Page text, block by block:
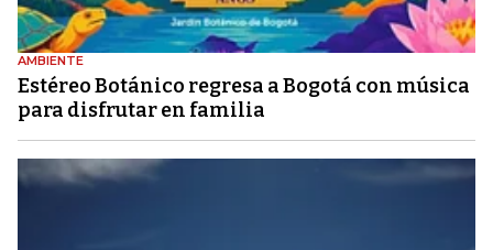
AMBIENTE
Estéreo Botánico regresa a Bogotá con música
para disfrutar en familia